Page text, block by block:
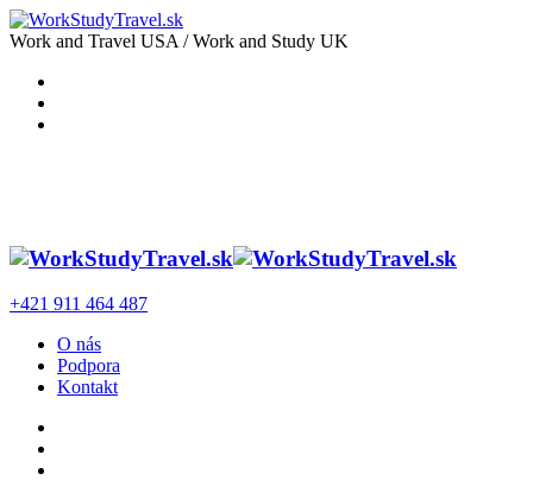
Work and Travel USA / Work and Study UK
+421 911 464 487
O nás
Podpora
Kontakt